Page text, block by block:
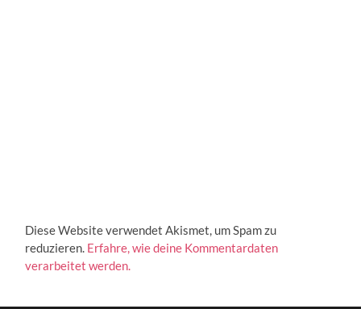
Diese Website verwendet Akismet, um Spam zu
reduzieren. Erfahre, wie deine Kommentardaten
verarbeitet werden.